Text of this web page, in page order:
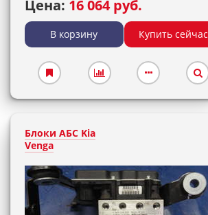
Цена: 16 064 руб.
В корзину Купить сейчас
Блоки АБС Kia
Venga